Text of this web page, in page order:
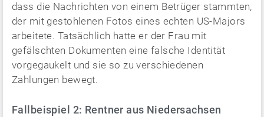
dass die Nachrichten von einem Betrüger stammten,
der mit gestohlenen Fotos eines echten US-Majors
arbeitete. Tatsächlich hatte er der Frau mit
gefälschten Dokumenten eine falsche Identität
vorgegaukelt und sie so zu verschiedenen
Zahlungen bewegt.
Fallbeispiel 2: Rentner aus Niedersachsen